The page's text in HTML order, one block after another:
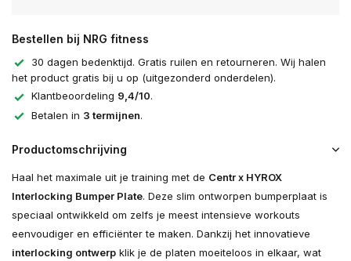
Bestellen bij NRG fitness
30 dagen bedenktijd. Gratis ruilen en retourneren. Wij halen
het product gratis bij u op (uitgezonderd onderdelen).
Klantbeoordeling 9,4/10.
Betalen in 3 termijnen.
Productomschrijving
Haal het maximale uit je training met de Centr x HYROX
Interlocking Bumper Plate. Deze slim ontworpen bumperplaat is
speciaal ontwikkeld om zelfs je meest intensieve workouts
eenvoudiger en efficiënter te maken. Dankzij het innovatieve
interlocking ontwerp klik je de platen moeiteloos in elkaar, wat